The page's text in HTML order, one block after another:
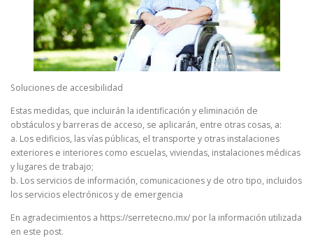
Soluciones de accesibilidad
Estas medidas, que incluirán la identificación y eliminación de
obstáculos y barreras de acceso, se aplicarán, entre otras cosas, a:
a. Los edificios, las vías públicas, el transporte y otras instalaciones
exteriores e interiores como escuelas, viviendas, instalaciones médicas
y lugares de trabajo;
b. Los servicios de información, comunicaciones y de otro tipo, incluidos
los servicios electrónicos y de emergencia
En agradecimientos a https://serretecno.mx/ por la información utilizada
en este post.